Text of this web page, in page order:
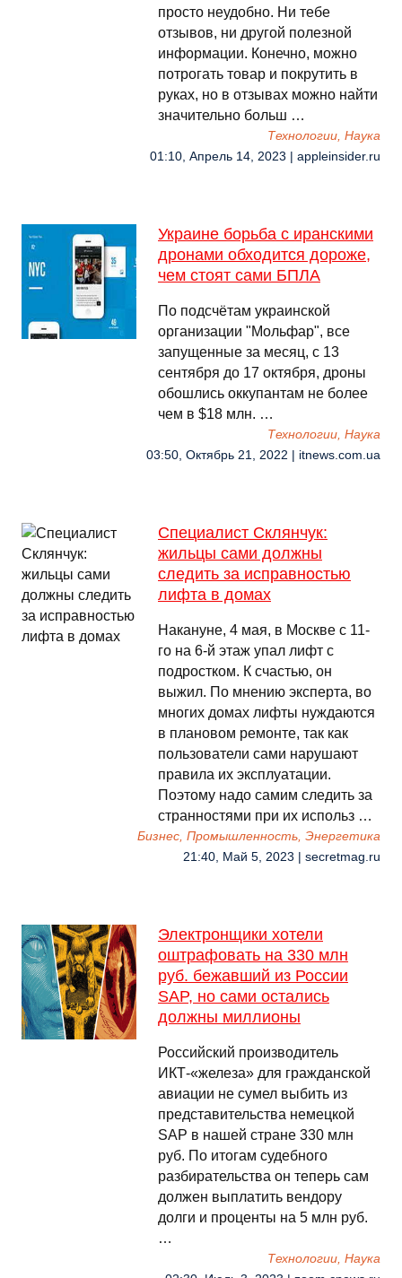
просто неудобно. Ни тебе
отзывов, ни другой полезной
информации. Конечно, можно
потрогать товар и покрутить в
руках, но в отзывах можно найти
значительно больш …
Технологии, Наука
01:10, Апрель 14, 2023 | appleinsider.ru
Украине борьба с иранскими
дронами обходится дороже,
чем стоят сами БПЛА
По подсчётам украинской
организации "Мольфар", все
запущенные за месяц, с 13
сентября до 17 октября, дроны
обошлись оккупантам не более
чем в $18 млн. …
Технологии, Наука
03:50, Октябрь 21, 2022 | itnews.com.ua
Специалист Склянчук:
жильцы сами должны
следить за исправностью
лифта в домах
Накануне, 4 мая, в Москве с 11-
го на 6-й этаж упал лифт с
подростком. К счастью, он
выжил. По мнению эксперта, во
многих домах лифты нуждаются
в плановом ремонте, так как
пользователи сами нарушают
правила их эксплуатации.
Поэтому надо самим следить за
странностями при их использ …
Бизнес, Промышленность, Энергетика
21:40, Май 5, 2023 | secretmag.ru
Электронщики хотели
оштрафовать на 330 млн
руб. бежавший из России
SAP, но сами остались
должны миллионы
Российский производитель
ИКТ-«железа» для гражданской
авиации не сумел выбить из
представительства немецкой
SAP в нашей стране 330 млн
руб. По итогам судебного
разбирательства он теперь сам
должен выплатить вендору
долги и проценты на 5 млн руб.
…
Технологии, Наука